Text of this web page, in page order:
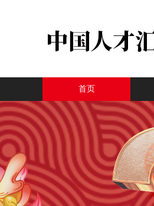
首页